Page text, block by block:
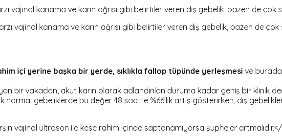
vajinal kanama ve karın ağrısı gibi belirtiler veren dış gebelik, bazen de
vajinal kanama ve karın ağrısı gibi belirtiler veren dış gebelik, bazen de
içi yerine başka bir yerde, sıklıkla fallop tüpünde yerleşmesi ve
bir vakadan, akut karın olarak adlandırılan duruma kadar geniş bir klinik
normal gebeliklerde bu değer 48 saatte %66'lık artış gösterirken, dış
vajinal ultrason ile kese rahim içinde saptanamıyorsa şüpheler